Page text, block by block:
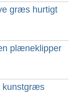
græs hurtigt
plæneklipper
kunstgræs